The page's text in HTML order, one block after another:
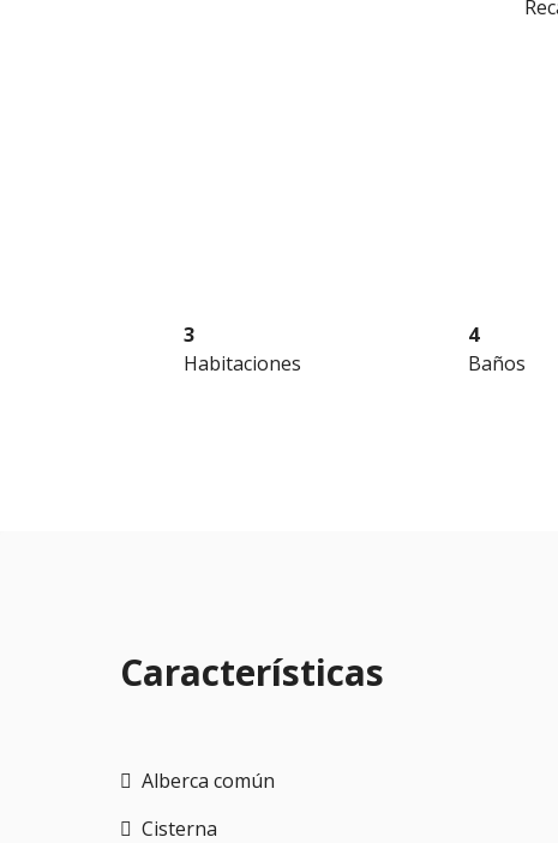
3
Habitaciones
4
Baños
Características
Alberca común
Cisterna